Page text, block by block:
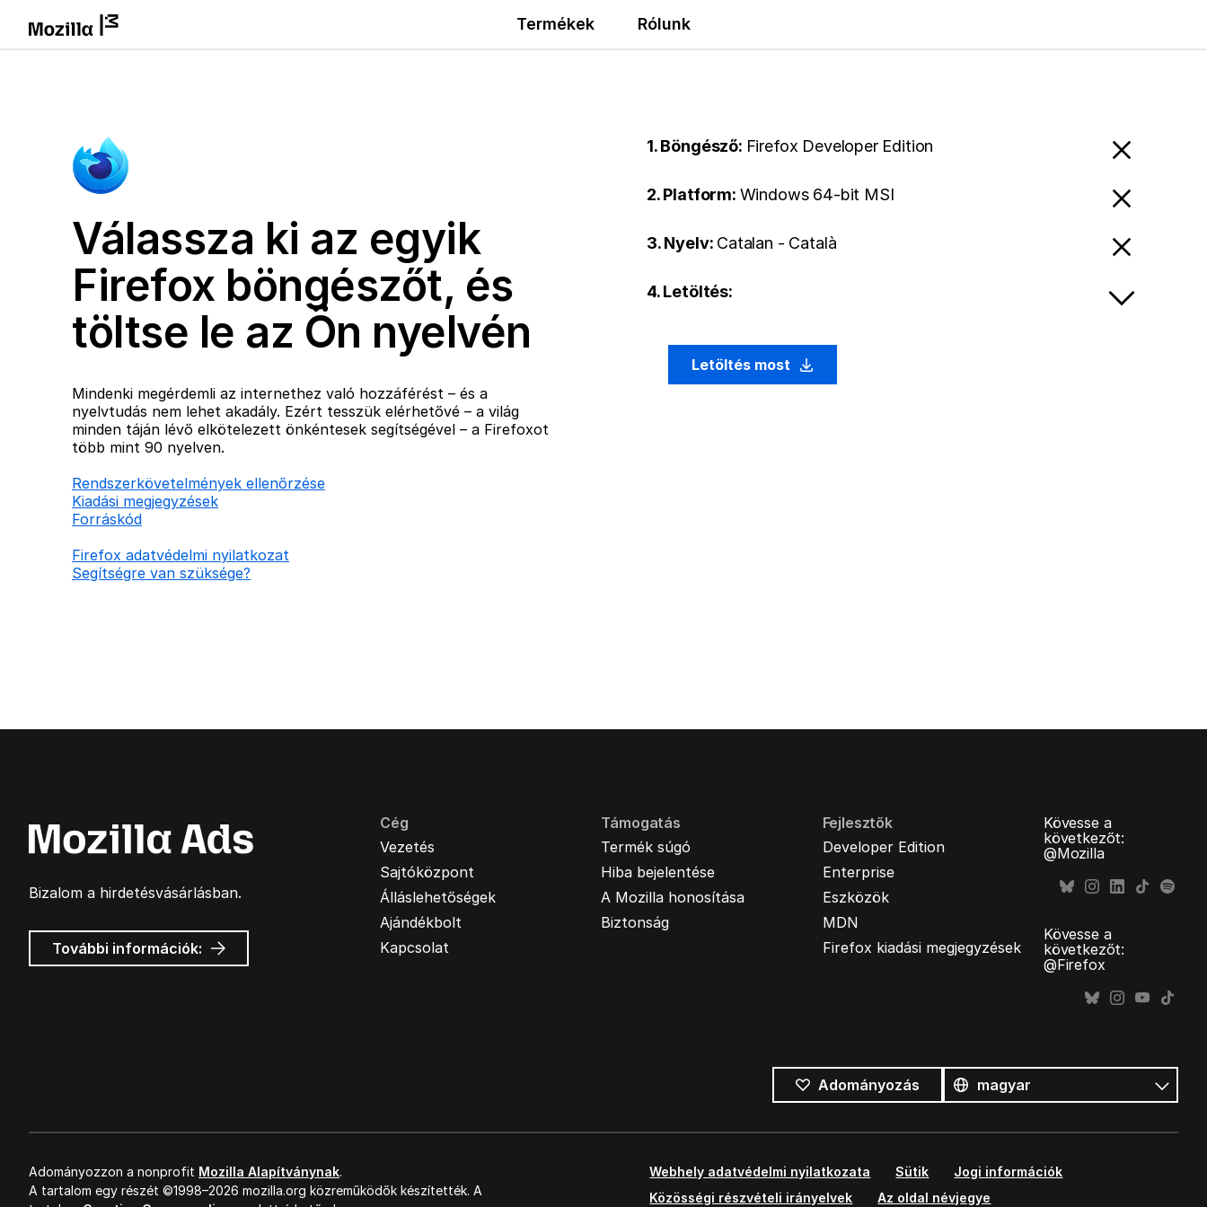
Termékek Rólunk
Válassza ki az egyik
Firefox böngészőt, és
töltse le az Ön nyelvén
Mindenki megérdemli az internethez való hozzáférést – és a
nyelvtudás nem lehet akadály. Ezért tesszük elérhetővé – a világ
minden táján lévő elkötelezett önkéntesek segítségével – a Firefoxot
több mint 90 nyelven.
Rendszerkövetelmények ellenőrzése
Kiadási megjegyzések
Forráskód
Firefox adatvédelmi nyilatkozat
Segítségre van szüksége?
1. Böngésző: Firefox Developer Edition
2. Platform: Windows 64-bit MSI
3. Nyelv: Catalan - Català
4. Letöltés:
Letöltés most
Bizalom a hirdetésvásárlásban.
További információk: Mozilla
hirdetések
Cég
Vezetés
Sajtóközpont
Álláslehetőségek
Ajándékbolt
Kapcsolat
Támogatás
Termék súgó
Hiba bejelentése
A Mozilla honosítása
Biztonság
Fejlesztők
Developer Edition
Enterprise
Eszközök
MDN
Firefox kiadási megjegyzések
Kövesse a
következőt:
@Mozilla
Kövesse a
következőt:
@Firefox
Adományozás
nyelv
Nyelv
Adományozzon a nonprofit Mozilla Alapítványnak.
A tartalom egy részét ©1998–2026 mozilla.org közreműködők készítették. A
Webhely adatvédelmi nyilatkozata Sütik
Jogi információk
Közösségi részvételi irányelvek
Az oldal névjegye